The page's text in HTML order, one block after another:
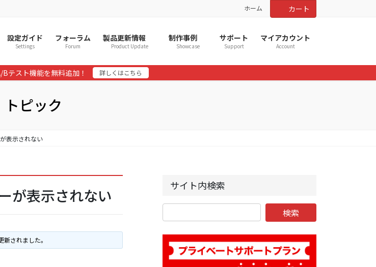
ホーム カート
設定ガイド
Settings
フォーラム
Forum
製品更新情報
Product Update
制作事例
Showcase
サポート
Support
マイアカウント
Account
テスト機能を無料追加！ 詳しくはこちら
トピック
表示されない
が表示されない
新されました。
サイト内検索